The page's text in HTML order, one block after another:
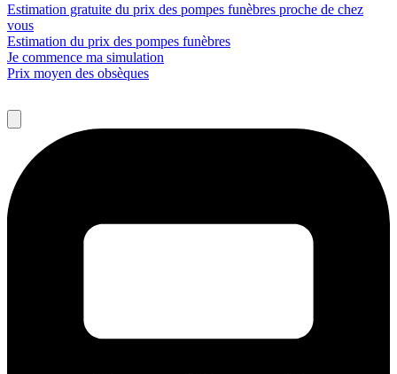
Estimation gratuite du prix des pompes funèbres proche de chez
vous
Estimation du prix des pompes funèbres
Je commence ma simulation
Prix moyen des obsèques